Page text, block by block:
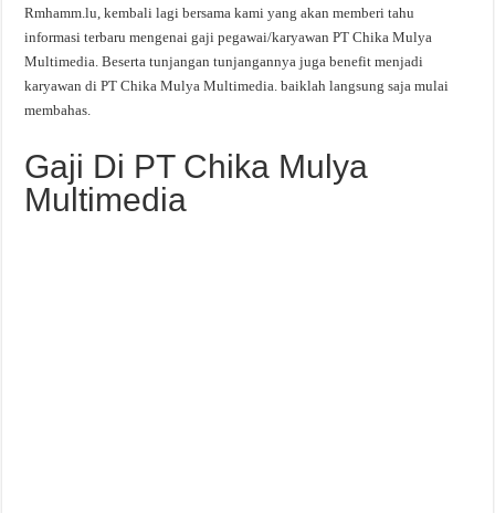
Rmhamm.lu, kembali lagi bersama kami yang akan memberi tahu
informasi terbaru mengenai gaji pegawai/karyawan PT Chika Mulya
Multimedia. Beserta tunjangan tunjangannya juga benefit menjadi
karyawan di PT Chika Mulya Multimedia. baiklah langsung saja mulai
membahas.
Gaji Di PT Chika Mulya
Multimedia